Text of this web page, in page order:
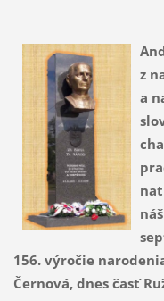
z
a
156. výročie
Černová, dnes časť